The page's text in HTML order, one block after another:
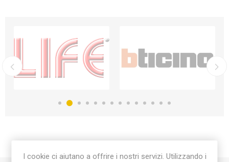
I cookie ci aiutano a offrire i nostri servizi. Utilizzando i